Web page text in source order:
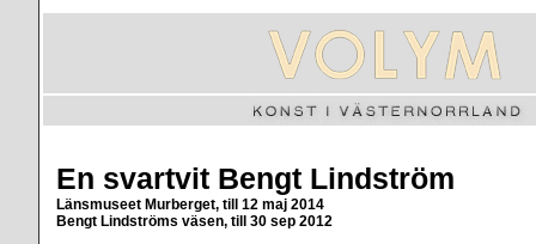
En svartvit Bengt Lindström
Länsmuseet Murberget, till 12 maj 2014
Bengt Lindströms väsen, till 30 sep 2012